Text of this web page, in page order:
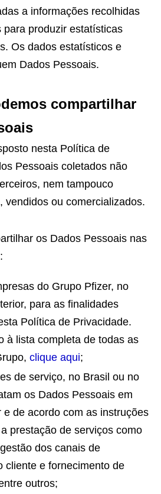
a informações recolhidas
produzir estatísticas
Os dados estatísticos e
Dados Pessoais.
compartilhar
nesta Política de
Pessoais coletados não
nem tampouco
vendidos ou comercializados.
os Dados Pessoais nas
do Grupo Pfizer, no
para as finalidades
Política de Privacidade.
à lista completa de todas as
clique aqui;
de serviço, no Brasil ou no
os Dados Pessoais em
e de acordo com as instruções
prestação de serviços como
dos canais de
cliente e fornecimento de
outros;